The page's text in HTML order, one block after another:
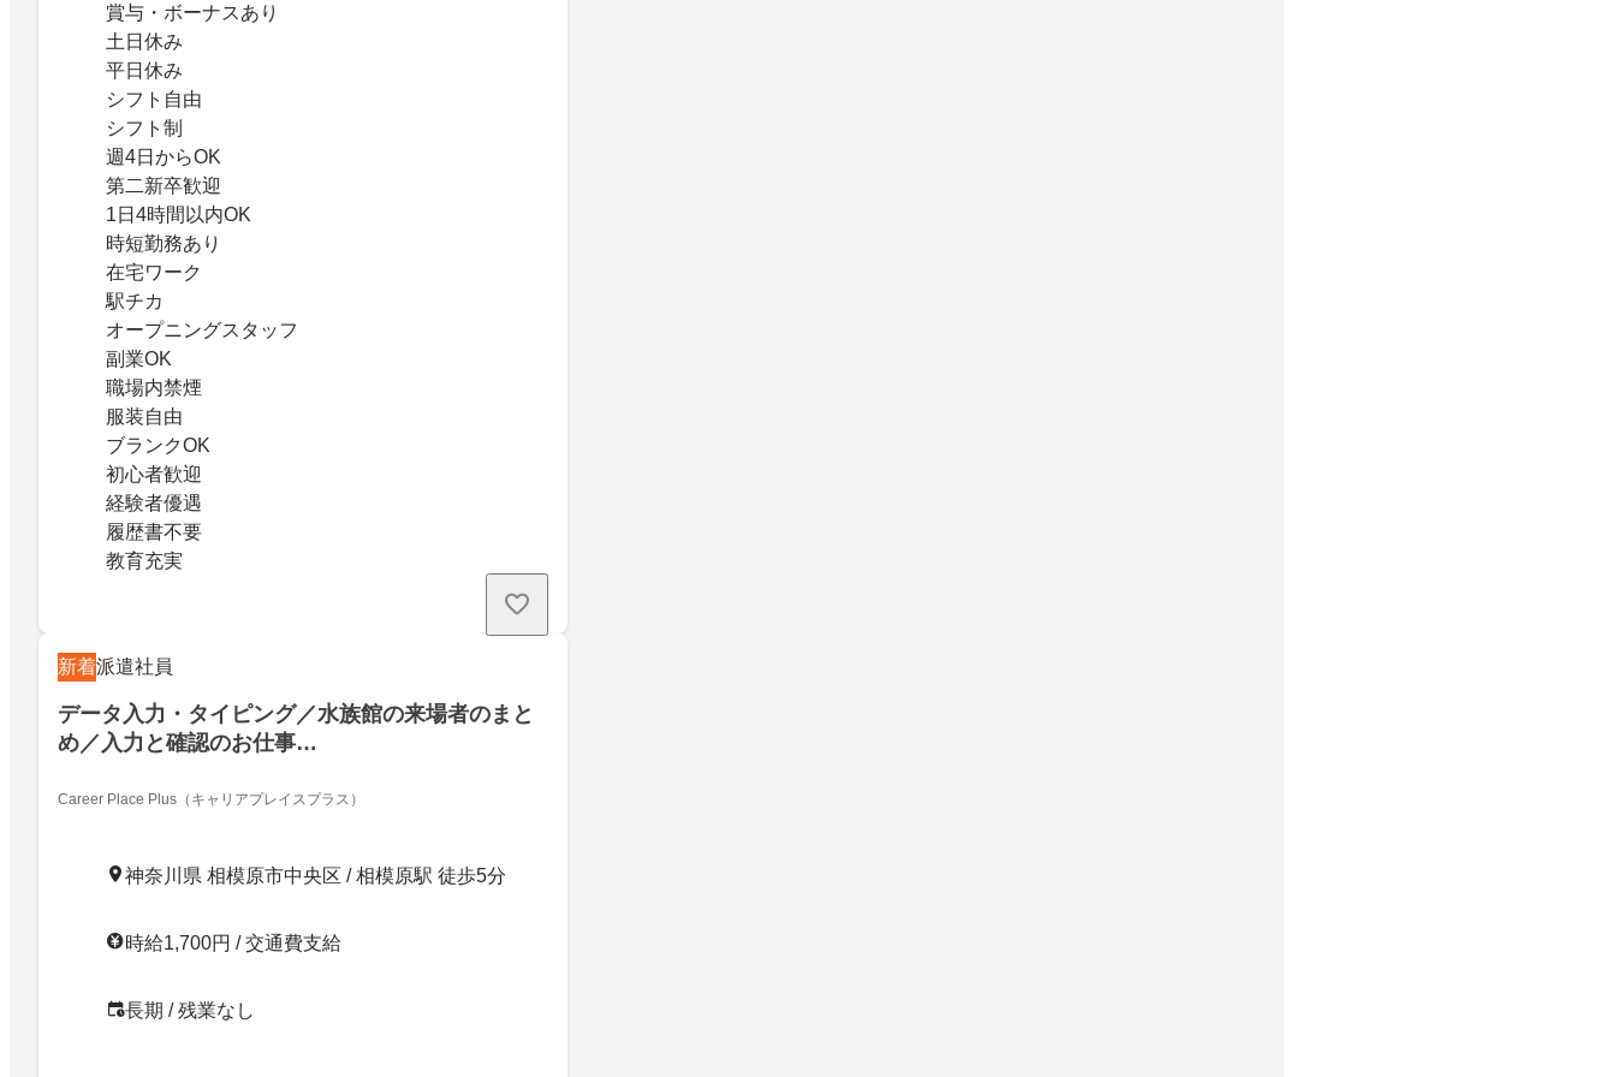
賞与・ボーナスあり
土日休み
平日休み
シフト自由
シフト制
週4日からOK
第二新卒歓迎
1日4時間以内OK
時短勤務あり
在宅ワーク
駅チカ
オープニングスタッフ
副業OK
職場内禁煙
服装自由
ブランクOK
初心者歓迎
経験者優遇
履歴書不要
教育充実
新着派遣社員
データ入力・タイピング／水族館の来場者のまと
め／入力と確認のお仕事…
Career Place Plus（キャリアプレイスプラス）
神奈川県 相模原市中央区 / 相模原駅 徒歩5分
時給1,700円 / 交通費支給
長期 / 残業なし